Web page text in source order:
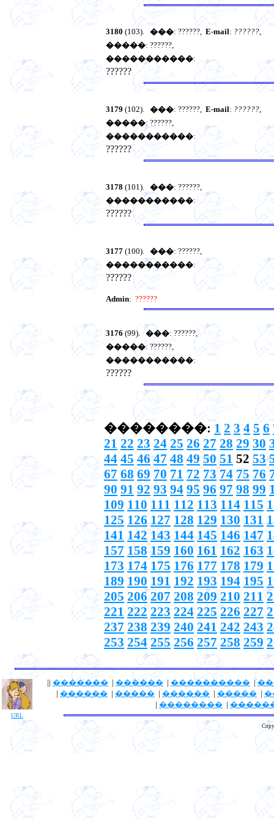
3180 (103). ���: ??????, E-mail: ??????,
�����: ??????,
�����������:
??????
3179 (102). ���: ??????, E-mail: ??????,
�����: ??????,
�����������:
??????
3178 (101). ���: ??????,
�����������:
??????
3177 (100). ���: ??????,
�����������:
??????
Admin: ??????
3176 (99).���: ??????,
�����: ??????,
�����������:
??????
��������: 1 2 3 4 5 6
21 22 23 24 25 26 27 28 29 30
44 45 46 47 48 49 50 51 52 53
67 68 69 70 71 72 73 74 75 76
90 91 92 93 94 95 96 97 98 99
109 110 111 112 113 114 115
125 126 127 128 129 130 131
141 142 143 144 145 146 147
157 158 159 160 161 162 163
173 174 175 176 177 178 179
189 190 191 192 193 194 195
205 206 207 208 209 210 211
221 222 223 224 225 226 227
237 238 239 240 241 242 243
253 254 255 256 257 258 259
URL
|| ������� | ������ | ���������� |
| ������ | ����� | ������ | ����� |
| �������� |